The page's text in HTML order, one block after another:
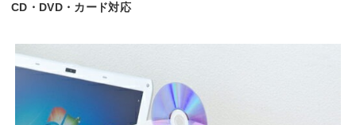
CD・DVD・カード対応